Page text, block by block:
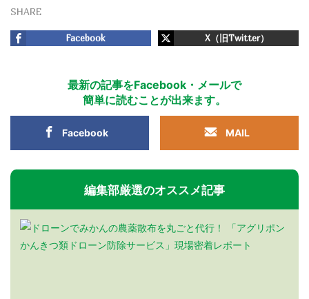
SHARE
Facebook X（旧Twitter）
最新の記事をFacebook・メールで
簡単に読むことが出来ます。
Facebook MAIL
編集部厳選のオススメ記事